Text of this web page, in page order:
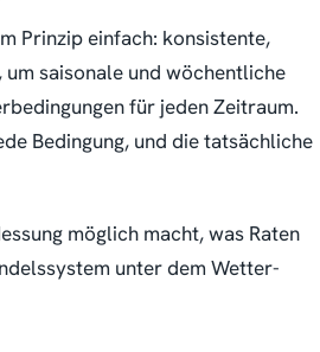
Prinzip einfach: konsistente,
saisonale und wöchentliche
für jeden Zeitraum.
Bedingung, und die tatsächliche
möglich macht, was Raten
unter dem Wetter-